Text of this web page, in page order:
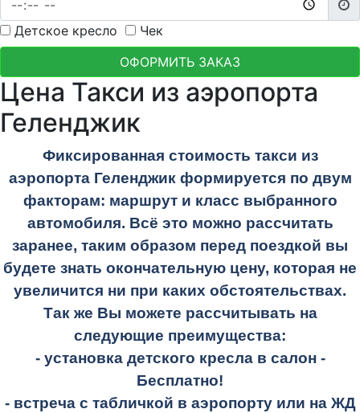
Детское кресло
Чек
ОФОРМИТЬ ЗАКАЗ
Цена Такси из аэропорта
Геленджик
Фиксированная стоимость такси из
аэропорта Геленджик формируется по двум
факторам: маршрут и класс выбранного
автомобиля. Всё это можно рассчитать
заранее, таким образом перед поездкой вы
будете знать окончательную цену, которая не
увеличится ни при каких обстоятельствах.
Так же Вы можете рассчитывать на
следующие преимущества:
- установка детского кресла в салон -
Бесплатно!
- встреча с табличкой в аэропорту или на ЖД